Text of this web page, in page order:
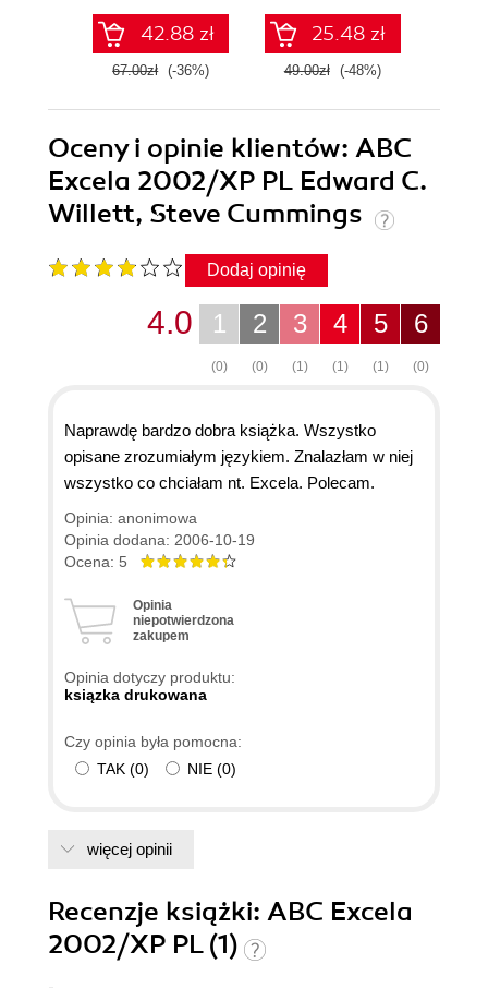
42.88 zł
67.00zł (-36%)
25.48 zł
49.00zł (-48%)
Oceny i opinie klientów: ABC
Excela 2002/XP PL Edward C.
Willett, Steve Cummings
Dodaj opinię
6
(0)
5
(1)
4
(1)
3
(1)
2
(0)
1
(0)
4.0
Naprawdę bardzo dobra książka. Wszystko
opisane zrozumiałym językiem. Znalazłam w niej
wszystko co chciałam nt. Excela. Polecam.
Opinia: anonimowa
Opinia dodana: 2006-10-19
Ocena: 5
Opinia
niepotwierdzona
zakupem
Opinia dotyczy produktu:
ksiązka drukowana
Czy opinia była pomocna:
TAK (0) NIE (0)
więcej opinii
Recenzje książki: ABC Excela
2002/XP PL (1)